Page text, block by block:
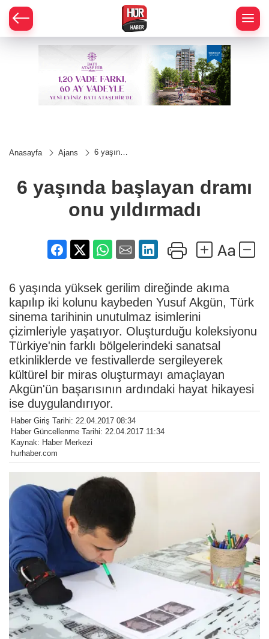
Anasayfa Ajans
6 yaşında
yıldırmadı
6 yaşında başlayan dramı
onu yıldırmadı
6 yaşında yüksek gerilim direğinde akıma
kapılıp iki kolunu kaybeden Yusuf Akgün, Türk
sinema tarihinin unutulmaz isimlerini
çizimleriyle yaşatıyor. Oluşturduğu koleksiyonu
Türkiye'nin farklı bölgelerindeki sanatsal
etkinliklerde ve festivallerde sergileyerek
kültürel bir miras oluşturmayı amaçlayan
Akgün'ün başarısının ardındaki hayat hikayesi
ise duygulandırıyor.
Haber Giriş Tarihi: 22.04.2017 08:34
Haber Güncellenme Tarihi: 22.04.2017 11:34
Kaynak: Haber Merkezi
hurhaber.com